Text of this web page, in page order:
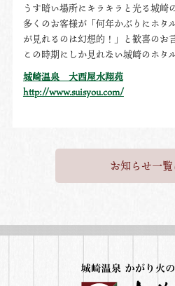
うす暗い場所にキラキラと光る城崎
多くのお客様が「何年かぶりにホタ
が見れるのは幻想的！」と歓喜のお
この時期にしか見れない城崎のホタ
城崎温泉 大西屋水翔苑
http://www.suisyou.com/
お知らせ一覧